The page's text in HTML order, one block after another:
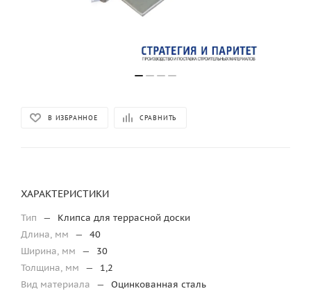
В ИЗБРАННОЕ СРАВНИТЬ
ХАРАКТЕРИСТИКИ
Тип —
Клипса для террасной доски
Длина, мм
—
40
Ширина, мм
—
30
Толщина, мм
—
1,2
Вид материала
—
Оцинкованная сталь